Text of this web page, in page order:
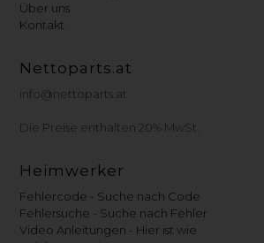
Über uns
Kontakt
Nettoparts.at
info@nettoparts.at
Die Preise enthalten 20% MwSt.
Heimwerker
Fehlercode - Suche nach Code
Fehlersuche - Suche nach Fehler
Video Anleitungen - Hier ist wie